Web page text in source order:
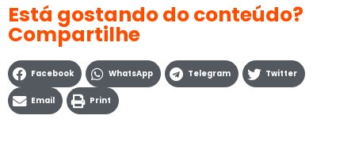
Está gostando do conteúdo?
Compartilhe
Facebook WhatsApp Telegram Twitter
Email Print